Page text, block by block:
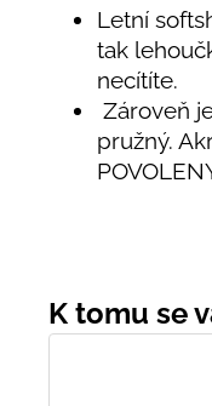
Letní
tak
necítíte.
Zároveň
pružný.